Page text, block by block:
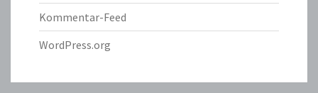
Kommentar-Feed
WordPress.org